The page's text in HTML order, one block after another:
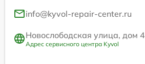
info@kyvol-repair-center.ru
Новослободская улица, дом 4
Адрес сервисного центра Kyvol